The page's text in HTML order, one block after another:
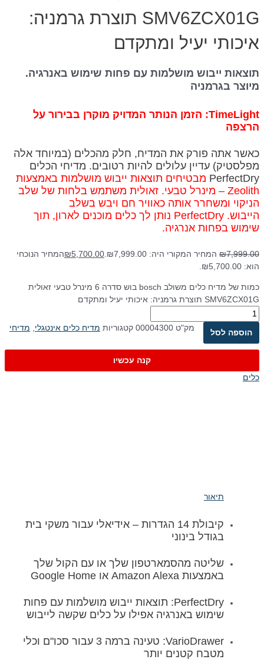
SMV6ZCX01G תוצרת גרמניה:
איכותי יעיל ומתקדם
תוצאות ייבוש מושלמות עם פחות שימוש באנרגיה.
מיוצר בגרמניה
TimeLight: הזמן הנותר המדויק מוקרן בבירור על
הרצפה
כאשר אתה פורק את המדיח, חלק מהכלים (במיוחד אלה
מפלסטיק) עדיין עלולים להיות רטובים. מדיחי הכלים
PerfectDry מבטיחים תוצאות ייבוש מושלמות באמצעות
Zeolith – מינרל טבעי.
זאולית משתמש בלחות של שלב
הניקוי ומשחרר אותה כאוויר חם ויבש בשלב
הייבוש. PerfectDry נותן לך כלים מוכנים לארון, תוך
שימוש בפחות אנרגיה.
₪7,999.00 המחיר המקורי היה: ₪7,999.00. ₪5,700.00
המחיר הנוכחי
הוא: ₪5,700.00.
כמות של מדיח כלים משולב bosch בוש סדרה 6 מינרל טבעי זאולית
SMV6ZCX01G תוצרת גרמניה: איכותי יעיל ומתקדם
הוספה לסל
קנה עכשיו
מק"ט 00004300 קטגוריות מדיח כלים אינטגלי מדיחי
כלים
תיאור
קיבולת 14 הגדרות – אידיאלי עבור משקי בית
בגודל בינוני
שליטה מהסמארטפון שלך או עם הקול שלך
באמצעות Amazon Alexa או Google Home
PerfectDry: תוצאות ייבוש מושלמות עם פחות
שימוש באנרגיה אפילו על כלים שקשה לייבוש
VarioDrawer: טעינה ברמה 3 עבור סכו"ם וכלי
מטבח קטנים יותר